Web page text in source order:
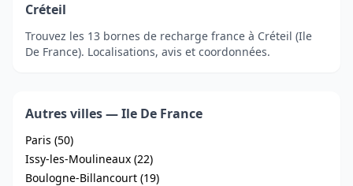
Créteil
Trouvez les 13 bornes de recharge france à Créteil (Ile
De France). Localisations, avis et coordonnées.
Autres villes — Ile De France
Paris (50)
Issy-les-Moulineaux (22)
Boulogne-Billancourt (19)